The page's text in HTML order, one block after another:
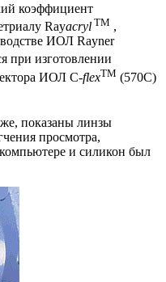
коэффициент
Rayacryl TM ,
ИОЛ Rayner
при изготовлении
ИОЛ C-flexTM (570С)
показаны линзы
просмотра,
и силикон был